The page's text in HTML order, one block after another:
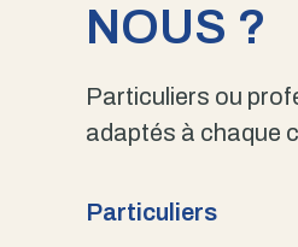
NOUS ?
Particuliers ou
adaptés à chaque
Particuliers